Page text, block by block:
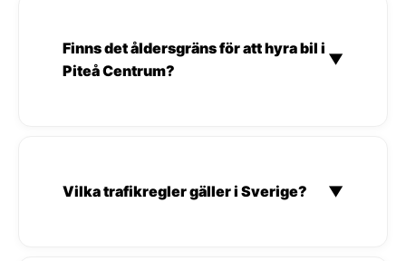
Finns det åldersgräns för att hyra bil i
Piteå Centrum?
▼
Vilka trafikregler gäller i Sverige? ▼